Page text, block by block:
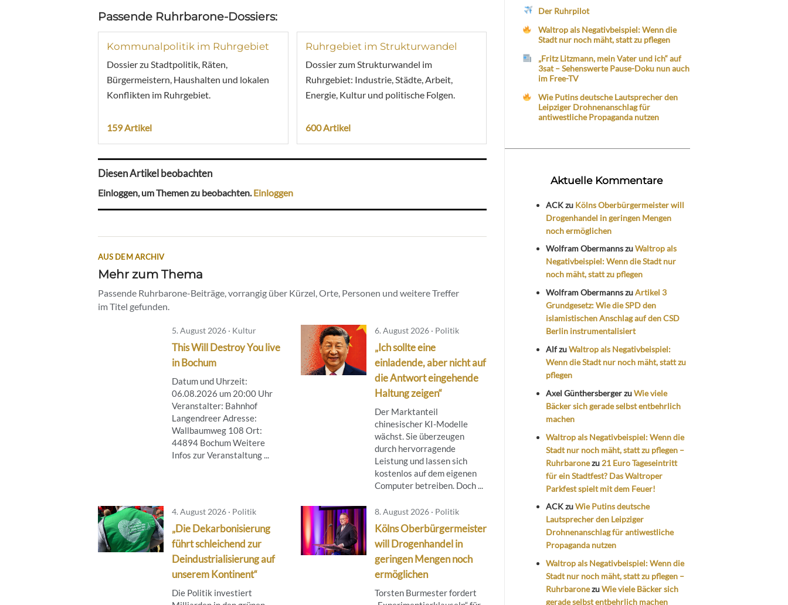
Passende Ruhrbarone-Dossiers:
Kommunalpolitik im Ruhrgebiet
Dossier zu Stadtpolitik, Räten,
Bürgermeistern, Haushalten und lokalen
Konflikten im Ruhrgebiet.
159 Artikel
Ruhrgebiet im Strukturwandel
Dossier zum Strukturwandel im
Ruhrgebiet: Industrie, Städte, Arbeit,
Energie, Kultur und politische Folgen.
600 Artikel
Diesen Artikel beobachten
Einloggen, um Themen zu beobachten.Einloggen
AUS DEM ARCHIV
Mehr zum Thema
Passende Ruhrbarone-Beiträge, vorrangig über Kürzel, Orte, Personen und weitere Treffer
im Titel gefunden.
5. August 2026 · Kultur
This Will Destroy You live
in Bochum
Datum und Uhrzeit:
06.08.2026 um 20:00 Uhr
Veranstalter: Bahnhof
Langendreer Adresse:
Wallbaumweg 108 Ort:
44894 Bochum Weitere
Infos zur Veranstaltung ...
6. August 2026 · Politik
„Ich sollte eine
einladende, aber nicht auf
die Antwort eingehende
Haltung zeigen“
Der Marktanteil
chinesischer KI-Modelle
wächst. Sie überzeugen
durch hervorragende
Leistung und lassen sich
kostenlos auf dem eigenen
Computer betreiben. Doch ...
4. August 2026 · Politik
„Die Dekarbonisierung
führt schleichend zur
Deindustrialisierung auf
unserem Kontinent“
Die Politik investiert
8. August 2026 · Politik
Kölns Oberbürgermeister
will Drogenhandel in
geringen Mengen noch
ermöglichen
Torsten Burmester fordert
Der Ruhrpilot
Waltrop als Negativbeispiel: Wenn die
Stadt nur noch mäht, statt zu pflegen
„Fritz Litzmann, mein Vater und ich“ auf
3sat – Sehenswerte Pause-Doku nun auch
im Free-TV
Wie Putins deutsche Lautsprecher den
Leipziger Drohnenanschlag für
antiwestliche Propaganda nutzen
Aktuelle Kommentare
ACKzu Kölns Oberbürgermeister will
Drogenhandel in geringen Mengen
noch ermöglichen
Wolfram ObermannszuWaltrop als
Negativbeispiel: Wenn die Stadt nur
noch mäht, statt zu pflegen
Wolfram ObermannszuArtikel 3
Grundgesetz: Wie die SPD den
islamistischen Anschlag auf den CSD
Berlin instrumentalisiert
AlfzuWaltrop als Negativbeispiel:
Wenn die Stadt nur noch mäht, statt zu
pflegen
Axel GünthersbergerzuWie viele
Bäcker sich gerade selbst entbehrlich
machen
Waltrop als Negativbeispiel: Wenn die
Stadt nur noch mäht, statt zu pflegen –
Ruhrbaronezu 21 Euro Tageseintritt
für ein Stadtfest? Das Waltroper
Parkfest spielt mit dem Feuer!
ACKzuWie Putins deutsche
Lautsprecher den Leipziger
Drohnenanschlag für antiwestliche
Propaganda nutzen
Waltrop als Negativbeispiel: Wenn die
Stadt nur noch mäht, statt zu pflegen –
RuhrbaronezuWie viele Bäcker sich
gerade selbst entbehrlich machen